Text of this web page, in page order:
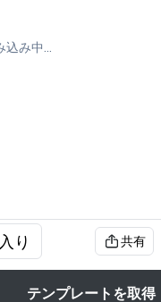
み中...
り 共有
テンプレートを取得